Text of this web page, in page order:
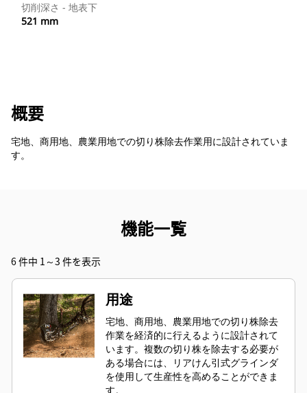
切削深さ - 地表下
521 mm
概要
宅地、商用地、農業用地での切り株除去作業用に設計されていま
す。
機能一覧
6 件中 1～3 件を表示
用途
宅地、商用地、農業用地での切り株除去
作業を経済的に行えるように設計されて
います。複数の切り株を除去する必要が
ある場合には、リアけん引式グラインダ
を使用して生産性を高めることができま
す。